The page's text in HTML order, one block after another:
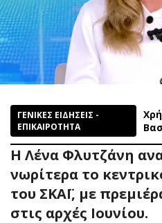
ΓΕΝΙΚΕΣ ΕΙΔΗΣΕΙΣ -
ΕΠΙΚΑΙΡΟΤΗΤΑ
Η Λένα Φλυτζάνη
νωρίτερα το
του ΣΚΑΪ, με
στις αρχές Ιουνίου.